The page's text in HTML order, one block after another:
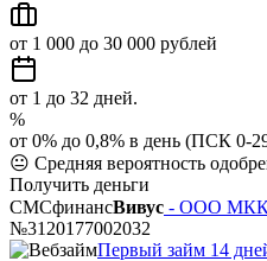
от 1 000 до 30 000 рублей
от 1 до 32 дней.
%
от 0% до 0,8% в день (ПСК 0-
😐 Средняя вероятность
Получить деньги
СМСфинансВивус - ООО
№3120177002032
Первый займ 14